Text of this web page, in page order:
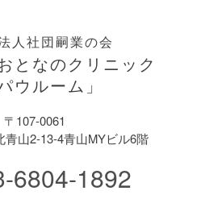
人社団嗣業の会
となのクリニック
ウルーム」
〒107-0061
青山2-13-4青山MYビル6階
6804-1892